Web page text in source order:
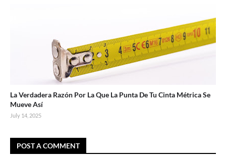
La Verdadera Razón Por La Que La Punta De Tu Cinta Métrica Se
Mueve Así
July 14, 2025
POST A COMMENT